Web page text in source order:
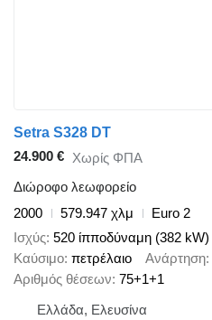
Setra S328 DT
24.900 € Χωρίς ΦΠΑ
Διώροφο λεωφορείο
2000
579.947 χλμ
Euro 2
Ισχύς 520 ίπποδύναμη (382 kW)
Καύσιμο πετρέλαιο Ανάρτηση
Αριθμός θέσεων 75+1+1
Ελλάδα, Ελευσίνα